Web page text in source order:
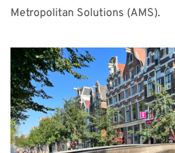
Metropolitan Solutions (AMS).